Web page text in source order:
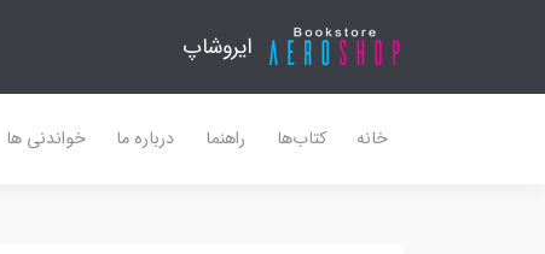
ایروشاپ
خانه کتاب‌ها راهنما درباره ما خواندنی ها